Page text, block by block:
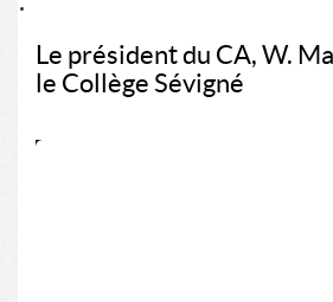
Le président du CA, W.
le Collège Sévigné
Lecteur